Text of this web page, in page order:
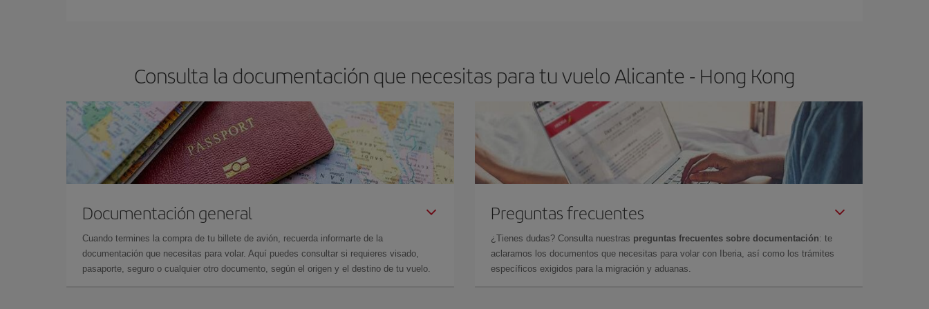
Consulta la documentación que necesitas para tu vuelo Alicante - Hong Kong
Documentación general
Cuando termines la compra de tu billete de avión, recuerda informarte de la
documentación que necesitas para volar. Aquí puedes consultar si requieres visado,
pasaporte, seguro o cualquier otro documento, según el origen y el destino de tu vuelo.
Preguntas frecuentes
¿Tienes dudas? Consulta nuestras preguntas frecuentes sobre documentación: te
aclaramos los documentos que necesitas para volar con Iberia, así como los trámites
específicos exigidos para la migración y aduanas.